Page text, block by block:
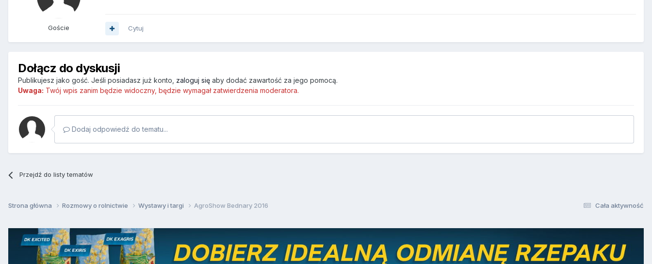
Goście Cytuj
Dołącz do dyskusji
Publikujesz jako gość. Jeśli posiadasz już konto, zaloguj się aby dodać zawartość za jego pomocą.
Uwaga: Twój wpis zanim będzie widoczny, będzie wymagał zatwierdzenia moderatora.
Dodaj odpowiedź do tematu...
Przejdź do listy tematów
Cała aktywność
Strona główna Rozmowy o rolnictwie Wystawy i targi AgroShow Bednary 2016